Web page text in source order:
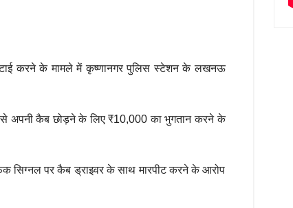
करने के मामले में कृष्णानगर पुलिस स्टेशन के लखनऊ
से अपनी कैब छोड़ने के लिए ₹10,000 का भुगतान करने के
सिग्नल पर कैब ड्राइवर के साथ मारपीट करने के आरोप